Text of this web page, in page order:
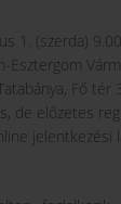
1. (szerda)
Esztergom
Fő tér
de előzetes
jelentkezési